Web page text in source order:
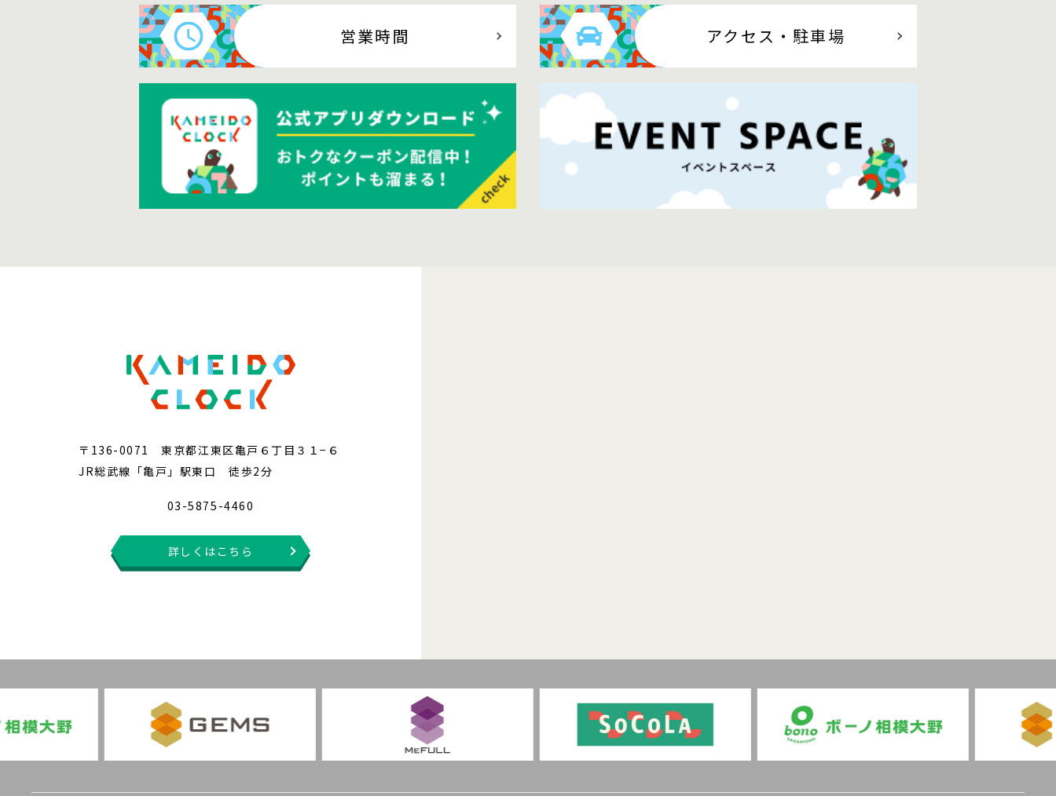
営業時間 アクセス ・駐車場
〒136-0071 東京都江東区亀戸６丁目３１−６
JR総武線「亀戸」駅東口 徒歩2分
03-5875-4460
詳しくはこちら